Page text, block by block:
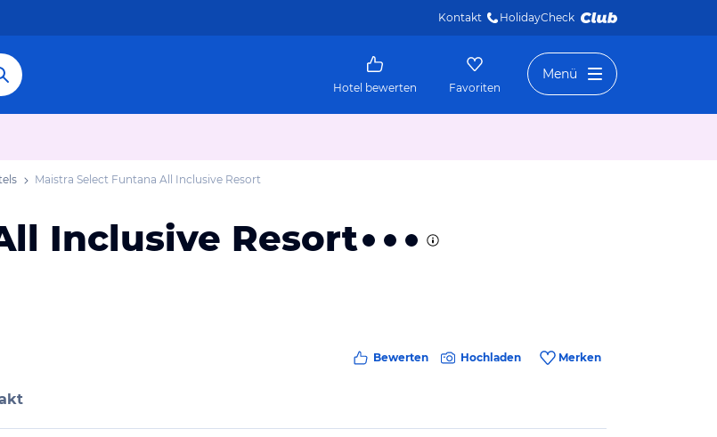
Kontakt HolidayCheck
Hotel bewerten Favoriten
Menü
Maistra Select Funtana All Inclusive Resort
Inclusive Resort
Bewerten Hochladen Merken